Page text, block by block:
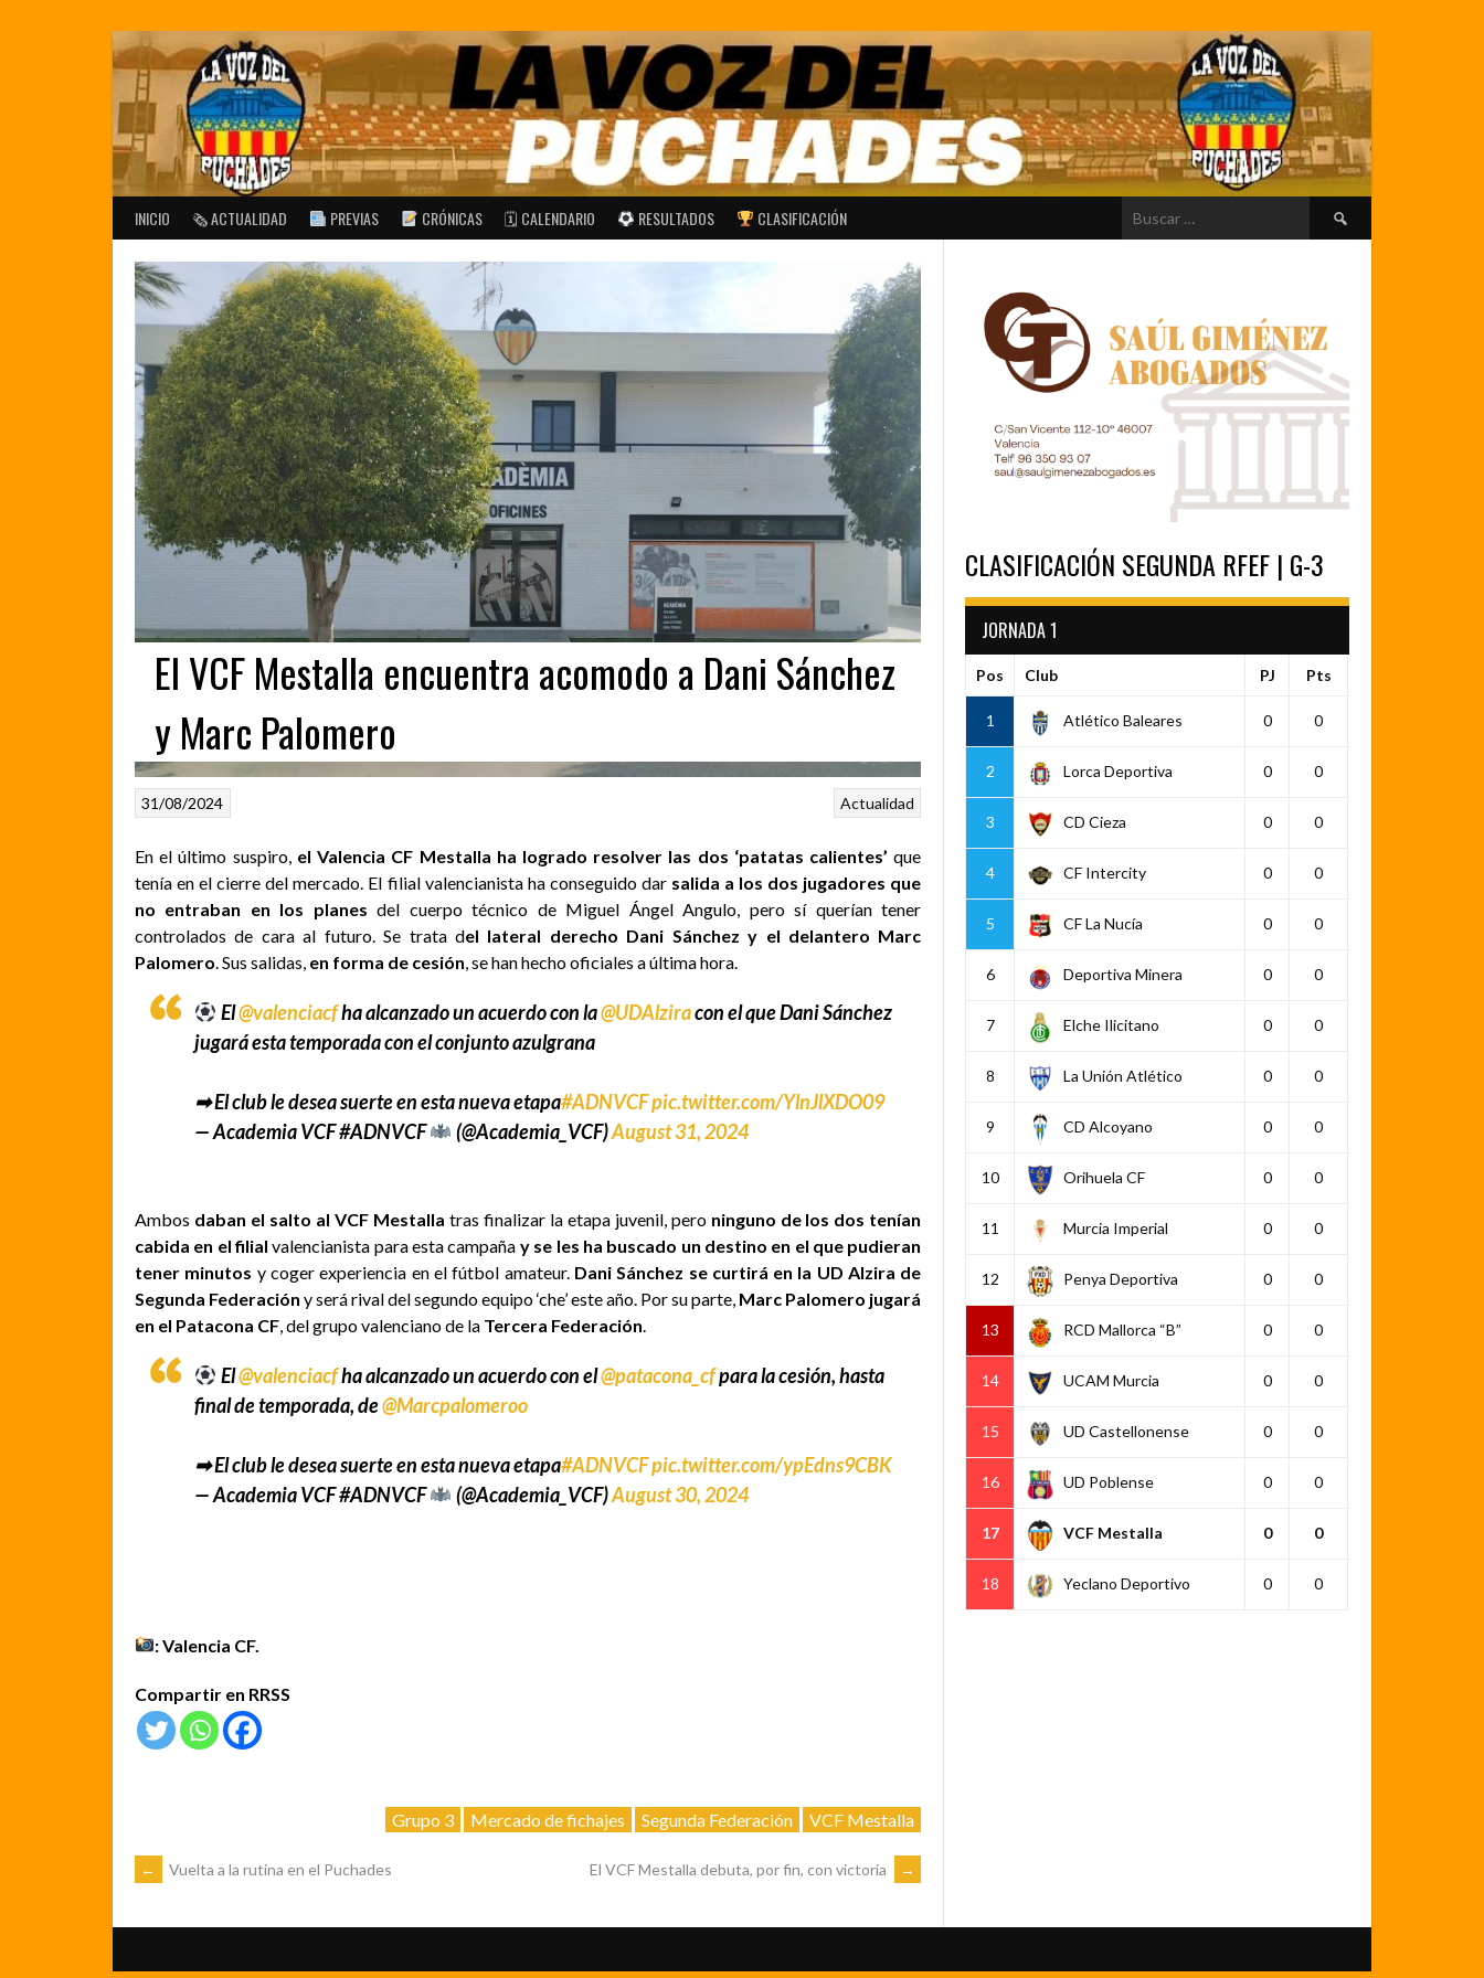
INICIO 🗞 ACTUALIDAD PREVIAS CRÓNICAS 🗓 CALENDARIO RESULTADOS CLASIFICACIÓN Buscar:
El VCF Mestalla encuentra acomodo a Dani Sánchez
y Marc Palomero
Actualidad
31/08/2024
En el último suspiro, el Valencia CF Mestalla ha logrado resolver las dos ‘patatas calientes’ que
tenía en el cierre del mercado. El filial valencianista ha conseguido dar salida a los dos jugadores que
no entraban en los planes del cuerpo técnico de Miguel Ángel Angulo, pero sí querían tener
controlados de cara al futuro. Se trata del lateral derecho Dani Sánchez y el delantero Marc
Palomero . Sus salidas, en forma de cesión , se han hecho oficiales a última hora.
El@valenciacfha alcanzado un acuerdo con la@UDAlziracon el que Dani Sánchez
jugará esta temporada con el conjunto azulgrana
➡ El club le desea suerte en esta nueva etapa#ADNVCFpic.twitter.com/YlnJlXDO09
— Academia VCF #ADNVCF
(@Academia_VCF)August 31, 2024
Ambos daban el salto al VCF Mestalla tras finalizar la etapa juvenil, pero ninguno de los dos tenían
cabida en el filial valencianista para esta campaña y se les ha buscado un destino en el que pudieran
tener minutos y coger experiencia en el fútbol amateur.Dani Sánchez se curtirá en la UD Alzira de
Segunda Federación y será rival del segundo equipo ‘che’ este año. Por su parte, Marc Palomero jugará
en el Patacona CF, del grupo valenciano de la Tercera Federación.
El@valenciacfha alcanzado un acuerdo con el@patacona_cfpara la cesión, hasta
final de temporada, de@Marcpalomeroo
➡ El club le desea suerte en esta nueva etapa#ADNVCFpic.twitter.com/ypEdns9CBK
— Academia VCF #ADNVCF
(@Academia_VCF)August 30, 2024
: Valencia CF.
Compartir en RRSS
Grupo 3 Mercado de fichajes Segunda Federación VCF Mestalla
NAVEGACIÓN
DE
← Vuelta a la rutina en el Puchades El VCF Mestalla debuta, por fin, con victoria →
CLASIFICACIÓN SEGUNDA RFEF | G-3
JORNADA 1
Pos Club PJ Pts
1 Atlético Baleares 0 0
2 Lorca Deportiva 0 0
3 CD Cieza 0 0
4 CF Intercity 0 0
5 CF La Nucía 0 0
6 Deportiva Minera 0 0
7 Elche Ilicitano 0 0
8 La Unión Atlético 0 0
9 CD Alcoyano 0 0
10 Orihuela CF 0 0
11 Murcia Imperial 0 0
12 Penya Deportiva 0 0
13 RCD Mallorca “B” 0 0
14 UCAM Murcia 0 0
15 UD Castellonense 0 0
16 UD Poblense 0 0
17 VCF Mestalla 0 0
18 Yeclano Deportivo 0 0